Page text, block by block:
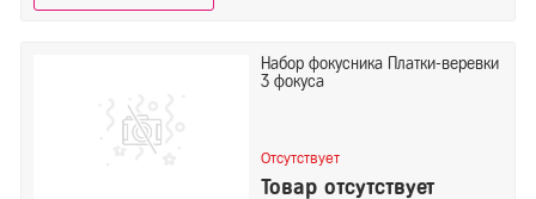
Набор фокусника Платки-веревки
3 фокуса
Отсутствует
Товар отсутствует